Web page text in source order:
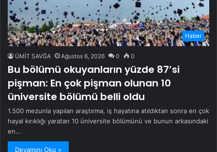
Haber
ÜMİT SAVĞA Ağustos 6, 2026 0 0
Bu bölümü okuyanların yüzde 87’si
pişman: En çok pişman olunan 10
üniversite bölümü belli oldu
1.500 mezunla yapılan araştırma, iş hayatına atıldıktan sonra en çok
hayal kırıklığı yaratan 10 üniversite bölümünü ve bunun arkasındaki
en…
Devamını Oku »